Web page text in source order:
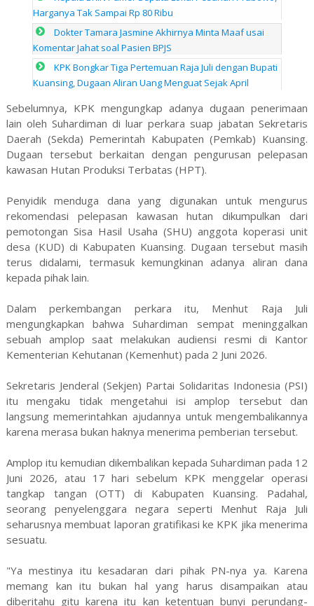
Harganya Tak Sampai Rp 80 Ribu
Dokter Tamara Jasmine Akhirnya Minta Maaf usai
Komentar Jahat soal Pasien BPJS
KPK Bongkar Tiga Pertemuan Raja Juli dengan Bupati
Kuansing, Dugaan Aliran Uang Menguat Sejak April
Sebelumnya, KPK mengungkap adanya dugaan penerimaan
lain oleh Suhardiman di luar perkara suap jabatan Sekretaris
Daerah (Sekda) Pemerintah Kabupaten (Pemkab) Kuansing.
Dugaan tersebut berkaitan dengan pengurusan pelepasan
kawasan Hutan Produksi Terbatas (HPT).
Penyidik menduga dana yang digunakan untuk mengurus
rekomendasi pelepasan kawasan hutan dikumpulkan dari
pemotongan Sisa Hasil Usaha (SHU) anggota koperasi unit
desa (KUD) di Kabupaten Kuansing. Dugaan tersebut masih
terus didalami, termasuk kemungkinan adanya aliran dana
kepada pihak lain.
Dalam perkembangan perkara itu, Menhut Raja Juli
mengungkapkan bahwa Suhardiman sempat meninggalkan
sebuah amplop saat melakukan audiensi resmi di Kantor
Kementerian Kehutanan (Kemenhut) pada 2 Juni 2026.
Sekretaris Jenderal (Sekjen) Partai Solidaritas Indonesia (PSI)
itu mengaku tidak mengetahui isi amplop tersebut dan
langsung memerintahkan ajudannya untuk mengembalikannya
karena merasa bukan haknya menerima pemberian tersebut.
Amplop itu kemudian dikembalikan kepada Suhardiman pada 12
Juni 2026, atau 17 hari sebelum KPK menggelar operasi
tangkap tangan (OTT) di Kabupaten Kuansing. Padahal,
seorang penyelenggara negara seperti Menhut Raja Juli
seharusnya membuat laporan gratifikasi ke KPK jika menerima
sesuatu.
"Ya mestinya itu kesadaran dari pihak PN-nya ya. Karena
memang kan itu bukan hal yang harus disampaikan atau
diberitahu gitu karena itu kan ketentuan bunyi perundang-